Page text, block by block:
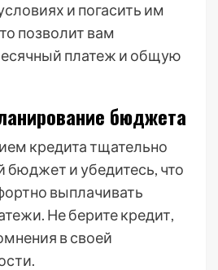
и погасить им
позволит вам
платеж и общую
бюджета
кредита тщательно
бюджет и убедитесь, что
выплачивать
Не берите кредит,
в своей